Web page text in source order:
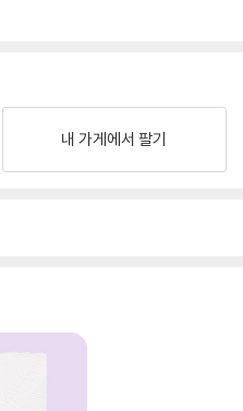
내 가게에서 팔기